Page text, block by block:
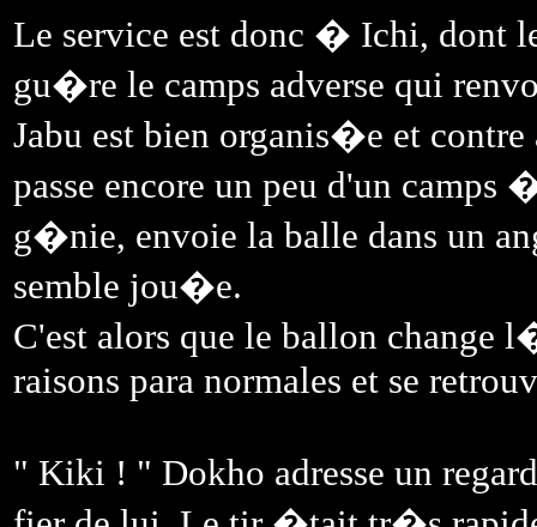
Le service est donc � Ichi, dont
gu�re le camps adverse qui
Jabu est bien organis�e et
passe encore un peu d'un
g�nie, envoie la balle dans un
semble jou�e.
C'est alors que le ballon change
raisons para normales et se
" Kiki ! " Dokho adresse un